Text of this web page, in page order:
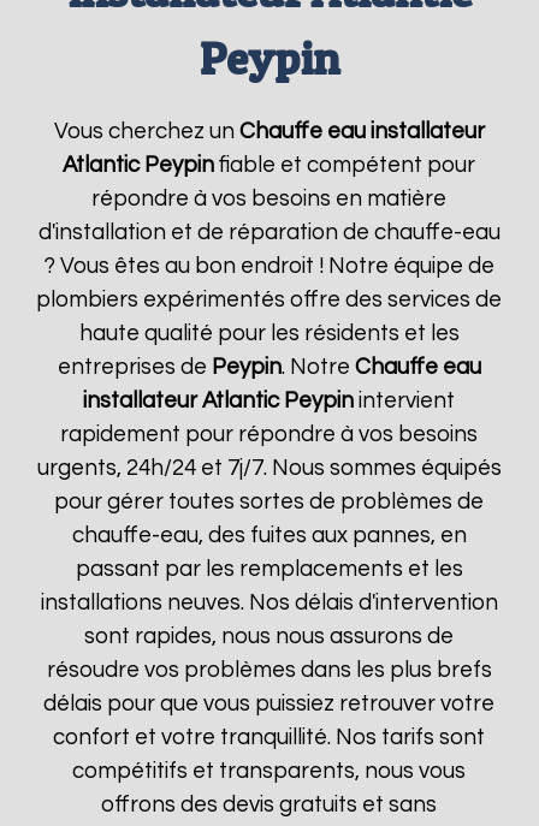
Peypin
Vous cherchez un Chauffe eau installateur
Atlantic Peypin fiable et compétent pour
répondre à vos besoins en matière
d'installation et de réparation de chauffe-eau
? Vous êtes au bon endroit ! Notre équipe de
plombiers expérimentés offre des services de
haute qualité pour les résidents et les
entreprises de Peypin. Notre Chauffe eau
installateur Atlantic Peypin intervient
rapidement pour répondre à vos besoins
urgents, 24h/24 et 7j/7. Nous sommes équipés
pour gérer toutes sortes de problèmes de
chauffe-eau, des fuites aux pannes, en
passant par les remplacements et les
installations neuves. Nos délais d'intervention
sont rapides, nous nous assurons de
résoudre vos problèmes dans les plus brefs
délais pour que vous puissiez retrouver votre
confort et votre tranquillité. Nos tarifs sont
compétitifs et transparents, nous vous
offrons des devis gratuits et sans